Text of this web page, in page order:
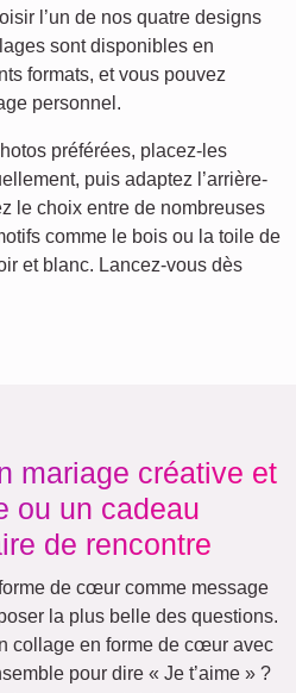
l’un de nos quatre designs
sont disponibles en
formats, et vous pouvez
personnel.
préférées, placez-les
puis adaptez l’arrière-
le choix entre de nombreuses
comme le bois ou la toile de
et blanc. Lancez-vous dès
mariage créative et
ou un cadeau
de rencontre
de cœur comme message
la plus belle des questions.
collage en forme de cœur avec
pour dire « Je t’aime » ?